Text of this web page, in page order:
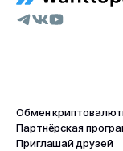
Обмен
Партнёрская
Приглашай друзей